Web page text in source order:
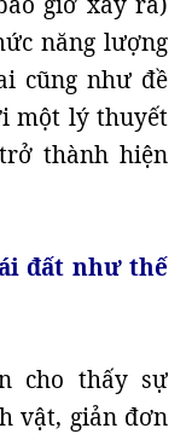
năng lượng
cũng như đề
một lý thuyết
thành hiện
đất như thế
cho thấy sự
vật, giản đơn